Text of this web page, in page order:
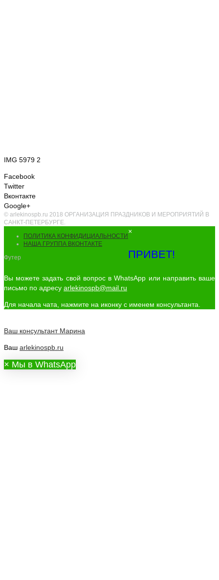
IMG 5979 2
Facebook
Twitter
Вконтакте
Google+
© arlekinospb.ru 2018 ОРГАНИЗАЦИЯ ПРАЗДНИКОВ И МЕРОПРИЯТИЙ В
САНКТ-ПЕТЕРБУРГЕ.
ПОЛИТИКА КОНФИДИЦИАЛЬНОСТИ
НАША ГРУППА ВКОНТАКТЕ
Футер
×
ПРИВЕТ!
Вы можете задать свой вопрос в WhatsApp или направить ваше
письмо по адресу arlekinospb@mail.ru
Для начала чата, нажмите на иконку с именем консультанта.
Ваш консультант Марина
Ваш arlekinospb.ru
× Мы в WhatsApp